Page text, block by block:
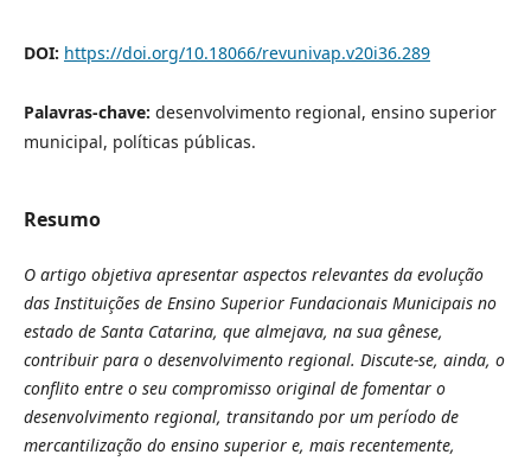
DOI: https://doi.org/10.18066/revunivap.v20i36.289
Palavras-chave: desenvolvimento regional, ensino superior
municipal, políticas públicas.
Resumo
O artigo objetiva apresentar aspectos relevantes da evolução
das Instituições de Ensino Superior Fundacionais Municipais no
estado de Santa Catarina, que almejava, na sua gênese,
contribuir para o desenvolvimento regional. Discute-se, ainda, o
conflito entre o seu compromisso original de fomentar o
desenvolvimento regional, transitando por um período de
mercantilização do ensino superior e, mais recentemente,